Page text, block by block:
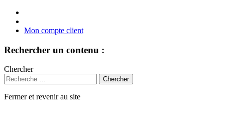
Mon compte client
Rechercher un contenu :
Chercher
Fermer et revenir au site